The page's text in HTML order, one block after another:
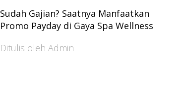
Sudah Gajian? Saatnya Manfaatkan
Promo Payday di Gaya Spa Wellness
Ditulis oleh Admin